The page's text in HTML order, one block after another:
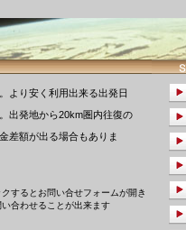
より安く利用出来る出発日
出発地から20km圏内往復の
差額が出る場合もありま
するとお問い合せフォームが開き
合わせることが出来ます